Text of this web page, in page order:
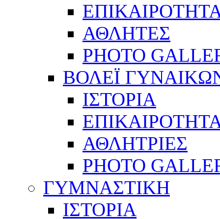
ΑΘΛΗΤΕΣ
PHOTO
ΒΟΛΕΪ
ΙΣΤΟΡΙΑ
ΑΘΛΗΤΡΙΕΣ
PHOTO
ΓΥΜΝΑΣΤΙΚΗ
ΙΣΤΟΡΙΑ